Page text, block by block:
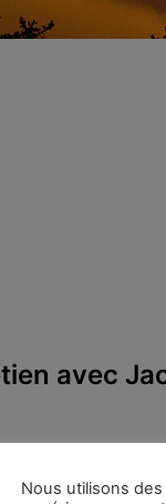
avec
Entretien/Interview
Nous utilisons